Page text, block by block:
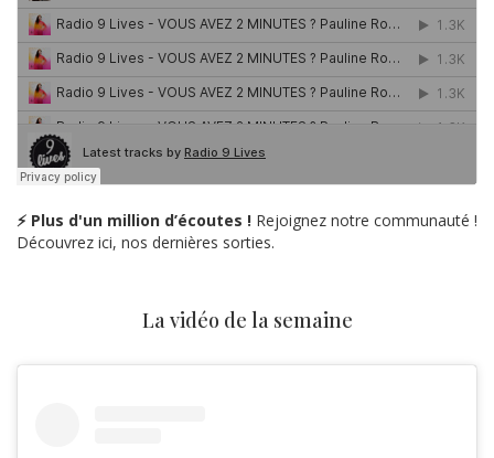
⚡ Plus d'un million d’écoutes ! Rejoignez notre communauté !
Découvrez ici, nos dernières sorties.
La vidéo de la semaine